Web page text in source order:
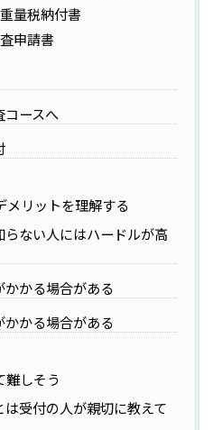
量税納付書
申請書
コースへ
メリットを理解する
らない人にはハードルが高
かる場合がある
かる場合がある
難しそう
受付の人が親切に教えて